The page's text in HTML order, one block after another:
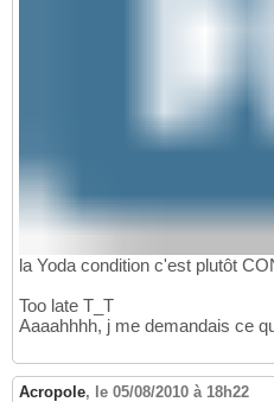
la Yoda condition c'est plutôt
Too late T_T
Aaaahhhh, j me demandais ce
Acropole, le 05/08/2010 à 18h22